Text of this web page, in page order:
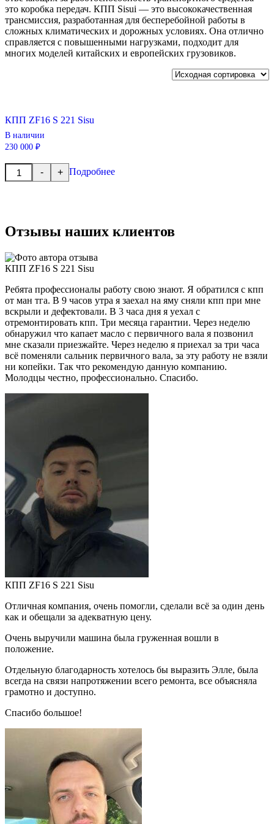
это коробка передач. КПП Sisui — это высококачественная
трансмиссия, разработанная для бесперебойной работы в
сложных климатических и дорожных условиях. Она отлично
справляется с повышенными нагрузками, подходит для
многих моделей китайских и европейских грузовиков.
КПП ZF16 S 221 Sisu
В наличии
230 000 ₽
-
Количество
товара
Sisu
+ Подробнее
Отзывы наших клиентов
КПП ZF16 S 221 Sisu
Ребята профессионалы работу свою знают. Я обратился с кпп
от ман тга. В 9 часов утра я заехал на яму сняли кпп при мне
вскрыли и дефектовали. В 3 часа дня я уехал с
отремонтировать кпп. Три месяца гарантии. Через неделю
обнаружил что капает масло с первичного вала я позвонил
мне сказали приезжайте. Через неделю я приехал за три часа
всё поменяли сальник первичного вала, за эту работу не взяли
ни копейки. Так что рекомендую данную компанию.
Молодцы честно, профессионально. Спасибо.
КПП ZF16 S 221 Sisu
Отличная компания, очень помогли, сделали всё за один день
как и обещали за адекватную цену.
Очень выручили машина была груженная вошли в
положение.
Отдельную благодарность хотелось бы выразить Элле, была
всегда на связи напротяжении всего ремонта, все объясняла
грамотно и доступно.
Спасибо большое!